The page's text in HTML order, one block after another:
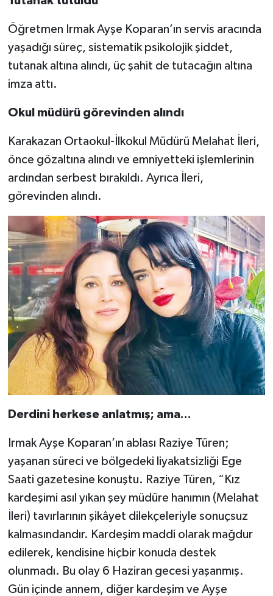
Öğretmen Irmak Ayşe Koparan’ın servis aracında
yaşadığı süreç, sistematik psikolojik şiddet,
tutanak altına alındı, üç şahit de tutacağın altına
imza attı.
Okul müdürü görevinden alındı
Karakazan Ortaokul-İlkokul Müdürü Melahat İleri,
önce gözaltına alındı ve emniyetteki işlemlerinin
ardından serbest bırakıldı. Ayrıca İleri,
görevinden alındı.
Derdini herkese anlatmış; ama...
Irmak Ayşe Koparan’ın ablası Raziye Türen;
yaşanan süreci ve bölgedeki liyakatsizliği Ege
Saati gazetesine konuştu. Raziye Türen, “Kız
kardeşimi asıl yıkan şey müdüre hanımın (Melahat
İleri) tavırlarının şikâyet dilekçeleriyle sonuçsuz
kalmasındandır. Kardeşim maddi olarak mağdur
edilerek, kendisine hiçbir konuda destek
olunmadı. Bu olay 6 Haziran gecesi yaşanmış.
Gün içinde annem, diğer kardeşim ve Ayşe